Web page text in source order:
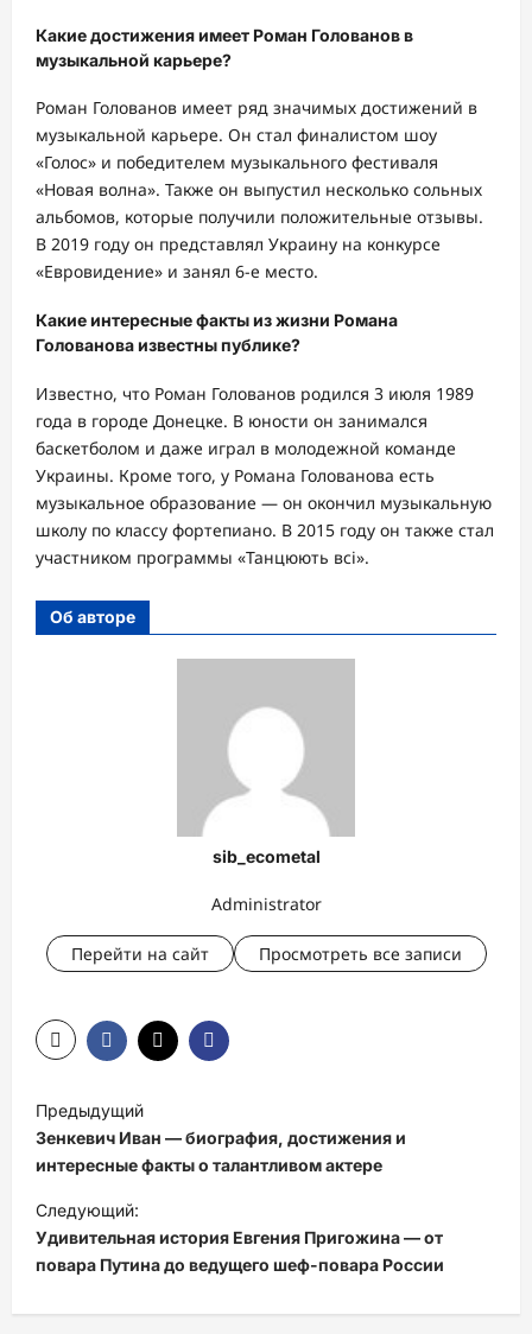
Какие достижения имеет Роман Голованов в
музыкальной карьере?
Роман Голованов имеет ряд значимых достижений в
музыкальной карьере. Он стал финалистом шоу
«Голос» и победителем музыкального фестиваля
«Новая волна». Также он выпустил несколько сольных
альбомов, которые получили положительные отзывы.
В 2019 году он представлял Украину на конкурсе
«Евровидение» и занял 6-е место.
Какие интересные факты из жизни Романа
Голованова известны публике?
Известно, что Роман Голованов родился 3 июля 1989
года в городе Донецке. В юности он занимался
баскетболом и даже играл в молодежной команде
Украины. Кроме того, у Романа Голованова есть
музыкальное образование — он окончил музыкальную
школу по классу фортепиано. В 2015 году он также стал
участником программы «Танцюють всі».
Об авторе
sib_ecometal
Administrator
Перейти на сайт Просмотреть все записи
Н
а
в
и
г
а
ц
Предыдущий
Зенкевич Иван — биография, достижения и
интересные факты о талантливом актере
Следующий:
Удивительная история Евгения Пригожина — от
повара Путина до ведущего шеф-повара России